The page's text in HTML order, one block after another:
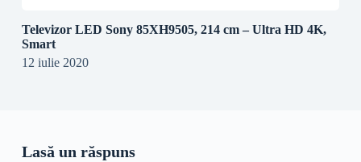
Televizor LED Sony 85XH9505, 214 cm – Ultra HD 4K,
Smart
12 iulie 2020
Lasă un răspuns